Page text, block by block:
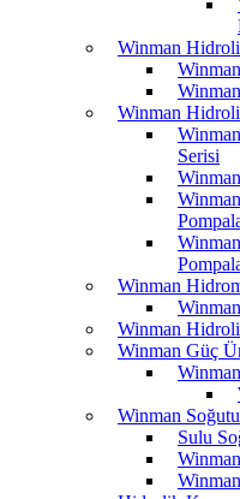
Winman
Winman
Serisi
Winman
Winman
Winman Güç
Winman
Sulu